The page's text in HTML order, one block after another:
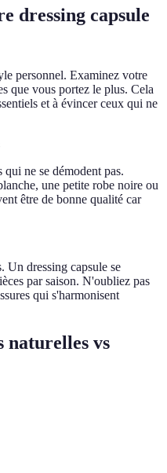
dressing capsule
personnel. Examinez votre
que vous portez le plus. Cela
et à évincer ceux qui ne
qui ne se démodent pas.
une petite robe noire ou
être de bonne qualité car
Un dressing capsule se
par saison. N'oubliez pas
qui s'harmonisent
vs